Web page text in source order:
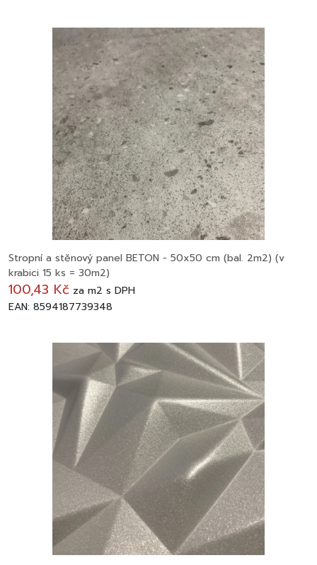
Stropní a stěnový panel BETON - 50x50 cm (bal. 2m2) (v
krabici 15 ks = 30m2)
100,43 Kč za m2 s DPH
EAN: 8594187739348